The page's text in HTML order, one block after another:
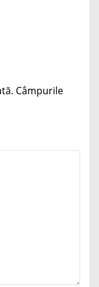
Câmpurile